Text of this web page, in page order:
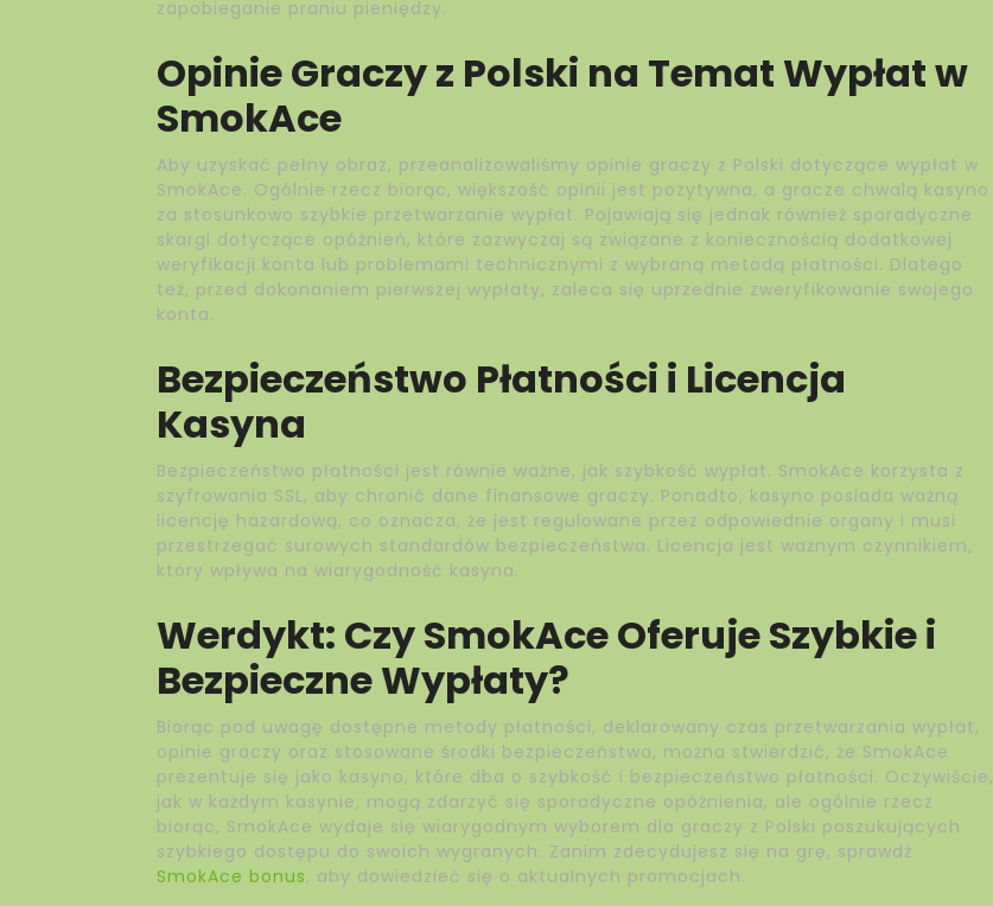
zapobieganie praniu pieniędzy.
Opinie Graczy z Polski na Temat Wypłat w
SmokAce
Aby uzyskać pełny obraz, przeanalizowaliśmy opinie graczy z Polski dotyczące wypłat w
SmokAce. Ogólnie rzecz biorąc, większość opinii jest pozytywna, a gracze chwalą kasyno
za stosunkowo szybkie przetwarzanie wypłat. Pojawiają się jednak również sporadyczne
skargi dotyczące opóźnień, które zazwyczaj są związane z koniecznością dodatkowej
weryfikacji konta lub problemami technicznymi z wybraną metodą płatności. Dlatego
też, przed dokonaniem pierwszej wypłaty, zaleca się uprzednie zweryfikowanie swojego
konta.
Bezpieczeństwo Płatności i Licencja
Kasyna
Bezpieczeństwo płatności jest równie ważne, jak szybkość wypłat. SmokAce korzysta z
szyfrowania SSL, aby chronić dane finansowe graczy. Ponadto, kasyno posiada ważną
licencję hazardową, co oznacza, że jest regulowane przez odpowiednie organy i musi
przestrzegać surowych standardów bezpieczeństwa. Licencja jest ważnym czynnikiem,
który wpływa na wiarygodność kasyna.
Werdykt: Czy SmokAce Oferuje Szybkie i
Bezpieczne Wypłaty?
Biorąc pod uwagę dostępne metody płatności, deklarowany czas przetwarzania wypłat,
opinie graczy oraz stosowane środki bezpieczeństwa, można stwierdzić, że SmokAce
prezentuje się jako kasyno, które dba o szybkość i bezpieczeństwo płatności. Oczywiście,
jak w każdym kasynie, mogą zdarzyć się sporadyczne opóźnienia, ale ogólnie rzecz
biorąc, SmokAce wydaje się wiarygodnym wyborem dla graczy z Polski poszukujących
szybkiego dostępu do swoich wygranych. Zanim zdecydujesz się na grę, sprawdź
SmokAce bonus, aby dowiedzieć się o aktualnych promocjach.